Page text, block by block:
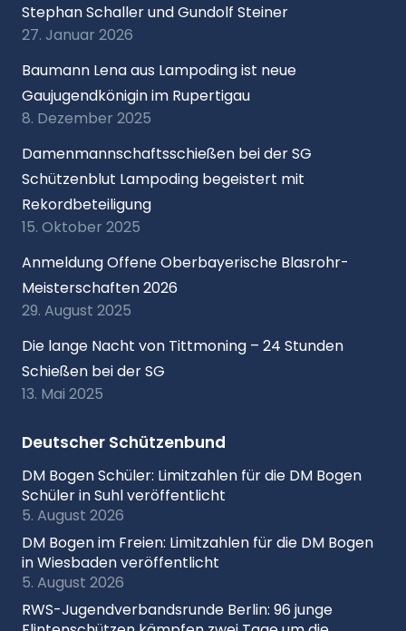
Stephan Schaller und Gundolf Steiner
27. Januar 2026
Baumann Lena aus Lampoding ist neue
Gaujugendkönigin im Rupertigau
8. Dezember 2025
Damenmannschaftsschießen bei der SG
Schützenblut Lampoding begeistert mit
Rekordbeteiligung
15. Oktober 2025
Anmeldung Offene Oberbayerische Blasrohr-
Meisterschaften 2026
29. August 2025
Die lange Nacht von Tittmoning – 24 Stunden
Schießen bei der SG
13. Mai 2025
Deutscher Schützenbund
DM Bogen Schüler: Limitzahlen für die DM Bogen
Schüler in Suhl veröffentlicht
5. August 2026
DM Bogen im Freien: Limitzahlen für die DM Bogen
in Wiesbaden veröffentlicht
5. August 2026
RWS-Jugendverbandsrunde Berlin: 96 junge